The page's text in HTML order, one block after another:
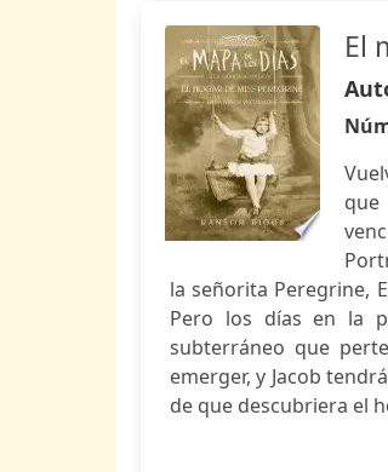
El
la señorita Peregrine,
Pero los días en la
subterráneo que
emerger, y Jacob
de que descubriera el